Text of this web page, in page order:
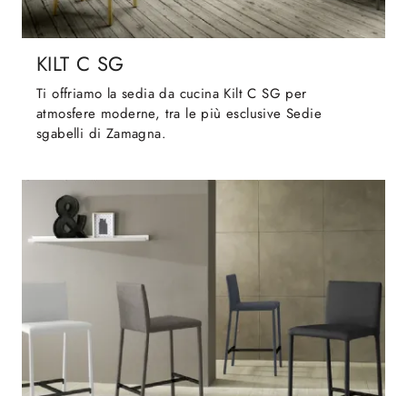
KILT C SG
Ti offriamo la sedia da cucina Kilt C SG per
atmosfere moderne, tra le più esclusive Sedie
sgabelli di Zamagna.